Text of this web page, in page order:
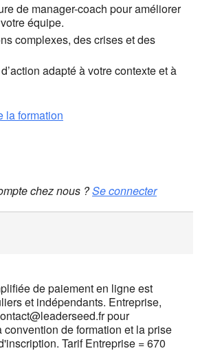
de manager-coach pour améliorer
équipe.
complexes, des crises et des
adapté à votre contexte et à
la formation
chez nous ?Se connecter
de paiement en ligne est
et indépendants. Entreprise,
pour
de formation et la prise
Tarif Entreprise = 670